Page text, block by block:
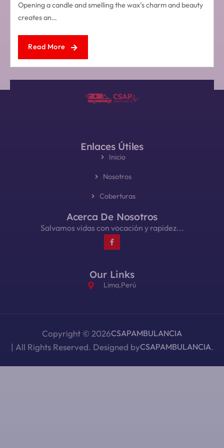
Opening a candle and smelling the wax’s charm and beauty
creates an…
Read More
Enlaces Útiles
Inicio
Nosotros
Coberturas
Acerca De Nosotros
Salvamos vidas con vocación y rapidez...
Our Links
Lima,Perú
Copyright © 2026CSAPAMBULANCIA
| All Rights Reserved. Designed byCSAPAMBULANCIA.